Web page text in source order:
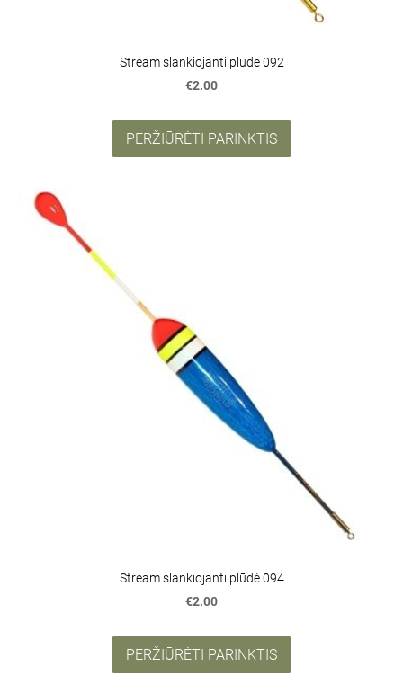
Stream slankiojanti plūdė 092
€2.00
PERŽIŪRĖTI PARINKTIS
Stream slankiojanti plūdė 094
€2.00
PERŽIŪRĖTI PARINKTIS